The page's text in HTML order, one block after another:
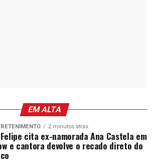
EM ALTA
2 minutos atrás
cita ex-namorada Ana Castela em
e cantora devolve o recado direto do